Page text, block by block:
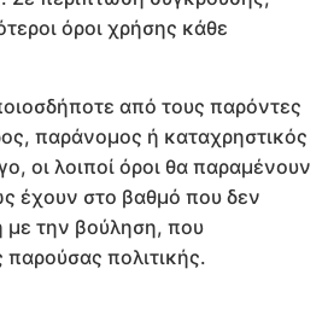
όροι χρήσης κάθε
από τους παρόντες
παράνομος ή καταχρηστικός
οι λοιποί όροι θα παραμένουν
έχουν στο βαθμό που δεν
με την βούληση, που
πολιτικής.